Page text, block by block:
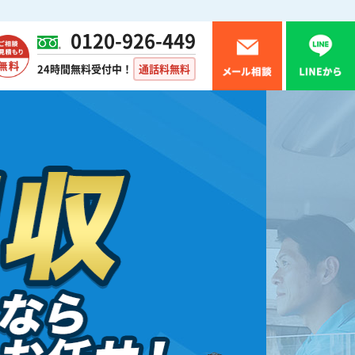
0120-926-449
24時間無料受付中！ 通話料無料